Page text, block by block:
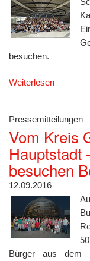
besuchen.
Weiterlesen
Pressemitteilungen
Vom Kreis
Hauptstadt
besuchen
12.09.2016
Bürger aus dem